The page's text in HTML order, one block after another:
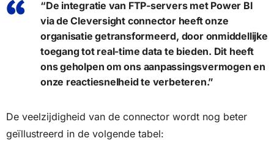
“De integratie van FTP-servers met Power BI
via de Cleversight connector heeft onze
organisatie getransformeerd, door onmiddellijke
toegang tot real-time data te bieden. Dit heeft
ons geholpen om ons aanpassingsvermogen en
onze reactiesnelheid te verbeteren.”
De veelzijdigheid van de connector wordt nog beter
geïllustreerd in de volgende tabel: